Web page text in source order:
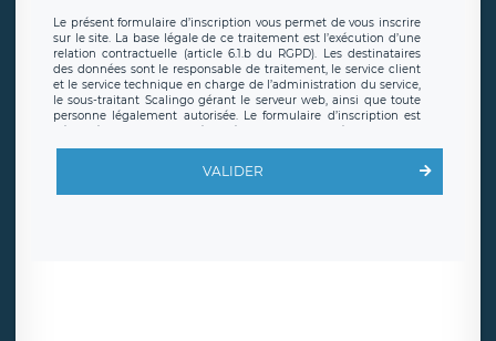
Le présent formulaire d’inscription vous permet de vous inscrire
sur le site. La base légale de ce traitement est l’exécution d’une
relation contractuelle (article 6.1.b du RGPD). Les destinataires
des données sont le responsable de traitement, le service client
et le service technique en charge de l’administration du service,
le sous-traitant Scalingo gérant le serveur web, ainsi que toute
personne légalement autorisée. Le formulaire d’inscription est
offrant desclauses de protection conformes au RGPD. Les
en sollicite la suppression, étant entendu que vous pouvez
demander la suppression de vos données et retirer votre
VALIDER